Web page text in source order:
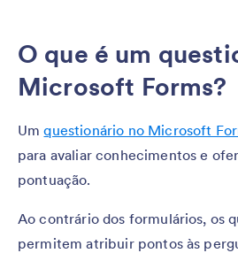
O que é um
Microsoft Forms?
Umquestionário no Microsoft
para avaliar conhecimentos e
pontuação.
Ao contrário dos formulários, os
permitem atribuir pontos às